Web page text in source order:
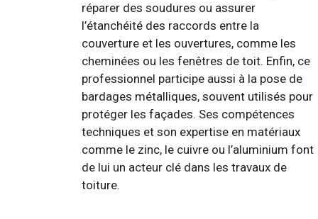
réparer des soudures ou assurer
l’étanchéité des raccords entre la
couverture et les ouvertures, comme les
cheminées ou les fenêtres de toit. Enfin, ce
professionnel participe aussi à la pose de
bardages métalliques, souvent utilisés pour
protéger les façades. Ses compétences
techniques et son expertise en matériaux
comme le zinc, le cuivre ou l’aluminium font
de lui un acteur clé dans les travaux de
toiture.